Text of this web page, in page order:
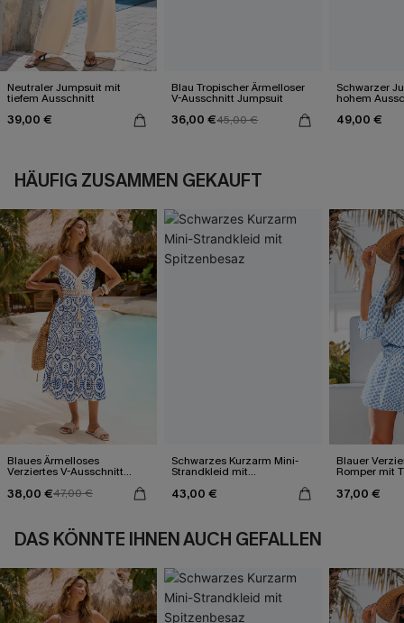
Neutraler Jumpsuit mit
tiefem Ausschnitt
39,00 €
Blau Tropischer Ärmelloser
V-Ausschnitt Jumpsuit
36,00 €45,00 €
Schwarzer
hohem
49,00 €
HÄUFIG ZUSAMMEN GEKAUFT
Blaues Ärmelloses
Verziertes V-Ausschnitt
38,00 €47,00 €
Schwarzes Kurzarm Mini-
Strandkleid mit
43,00 €
Blauer
Romper mit
37,00 €
DAS KÖNNTE IHNEN AUCH GEFALLEN